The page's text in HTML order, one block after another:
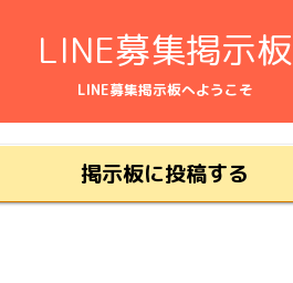
LINE募集掲示板
LINE募集掲示板へようこそ
掲示板に投稿する